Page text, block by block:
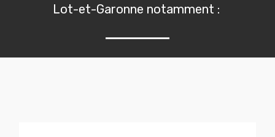
Lot-et-Garonne notamment :